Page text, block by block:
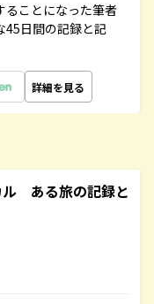
ることになった筆者
45日間の記録と記
詳細を見る
ル ある旅の記録と